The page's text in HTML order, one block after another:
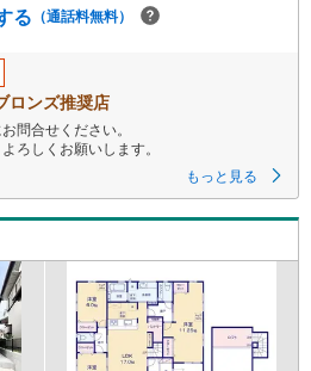
る （通話料無料）
ロンズ推奨店
問合せください。
ろしくお願いします。
もっと見る